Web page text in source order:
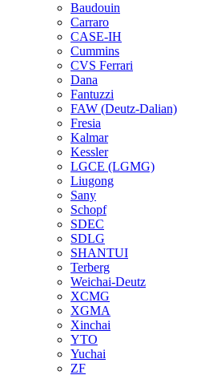
Baudouin
Carraro
CASE-IH
Cummins
CVS Ferrari
Dana
Fantuzzi
FAW (Deutz-Dalian)
Fresia
Kalmar
Kessler
LGCE (LGMG)
Liugong
Sany
Schopf
SDEC
SDLG
SHANTUI
Terberg
Weichai-Deutz
XCMG
XGMA
Xinchai
YTO
Yuchai
ZF